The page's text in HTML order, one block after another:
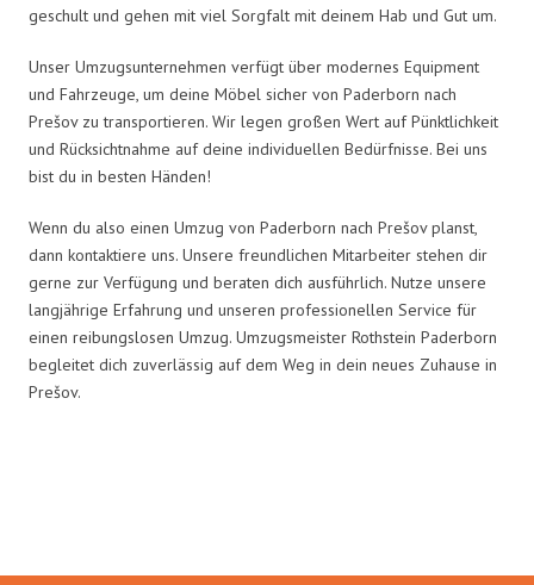
geschult und gehen mit viel Sorgfalt mit deinem Hab und Gut um.
Unser Umzugsunternehmen verfügt über modernes Equipment
und Fahrzeuge, um deine Möbel sicher von Paderborn nach
Prešov zu transportieren. Wir legen großen Wert auf Pünktlichkeit
und Rücksichtnahme auf deine individuellen Bedürfnisse. Bei uns
bist du in besten Händen!
Wenn du also einen Umzug von Paderborn nach Prešov planst,
dann kontaktiere uns. Unsere freundlichen Mitarbeiter stehen dir
gerne zur Verfügung und beraten dich ausführlich. Nutze unsere
langjährige Erfahrung und unseren professionellen Service für
einen reibungslosen Umzug. Umzugsmeister Rothstein Paderborn
begleitet dich zuverlässig auf dem Weg in dein neues Zuhause in
Prešov.